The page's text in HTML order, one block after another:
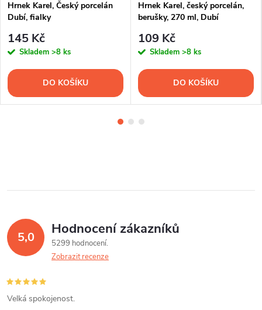
Hrnek Karel, Český porcelán
Dubí, fialky
145 Kč
Skladem >8 ks
DO KOŠÍKU
Hrnek Karel, český porcelán,
berušky, 270 ml, Dubí
109 Kč
Skladem >8 ks
DO KOŠÍKU
5,0 Hodnocení zákazníků
5299 hodnocení
Zobrazit recenze
Velká spokojenost.